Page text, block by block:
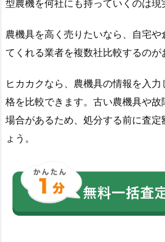
型農機を何社にも持っていくのは現
農機具を高く売りたいなら、自宅
てくれる業者を複数社比較するのが
ヒカカクなら、農機具の情報を入
格を比較できます。古い農機具や故
場合があるため、処分する前に査定
ょう。